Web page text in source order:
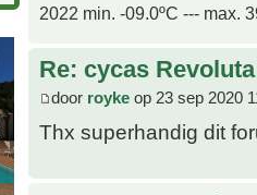
2022 min. -09.0ºC --- max.
Re: cycas Revoluta
door royke op 23 sep 2020
Thx superhandig dit